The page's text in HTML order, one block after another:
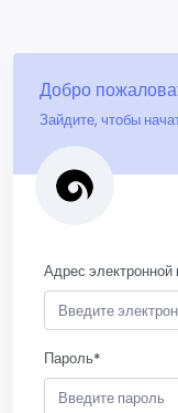
Добро
Зайдите, чтобы
Адрес электронной
Пароль*